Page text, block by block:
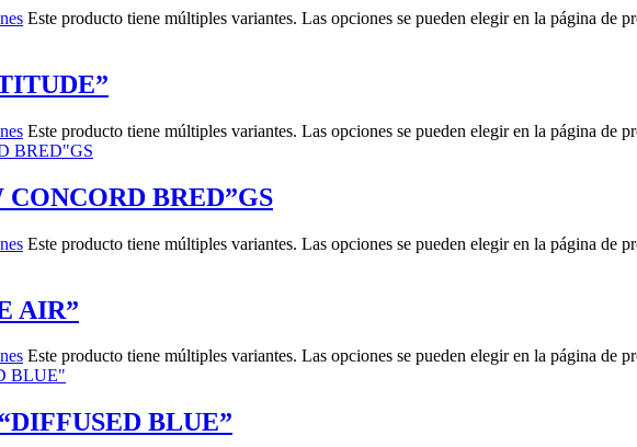
Este producto tiene múltiples variantes. Las opciones se pueden elegir en la página de
Este producto tiene múltiples variantes. Las opciones se pueden elegir en la página de
BRED”GS
Este producto tiene múltiples variantes. Las opciones se pueden elegir en la página de
AIR”
Este producto tiene múltiples variantes. Las opciones se pueden elegir en la página de
BLUE”